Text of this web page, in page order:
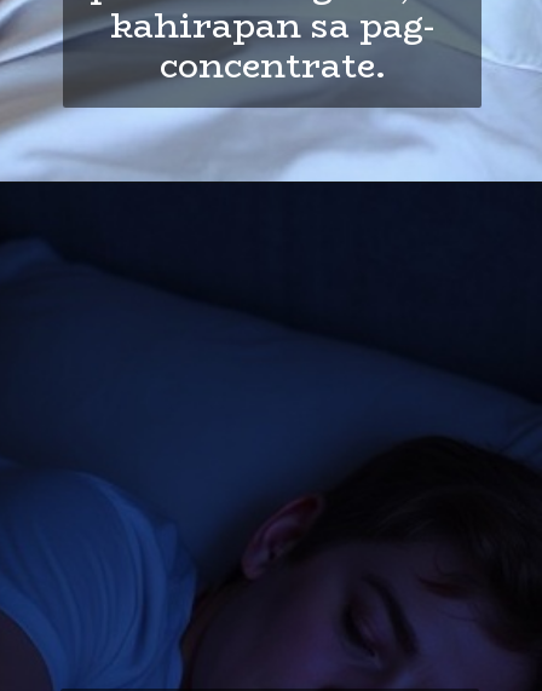
kahirapan sa pag-
concentrate.